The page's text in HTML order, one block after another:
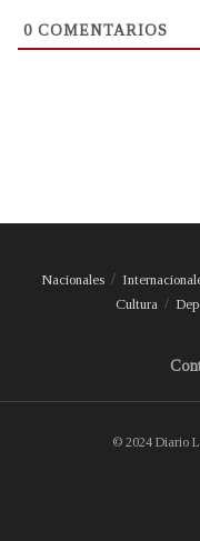
0 COMENTARIOS
Nacionales
Cultura
© 2024 Diario